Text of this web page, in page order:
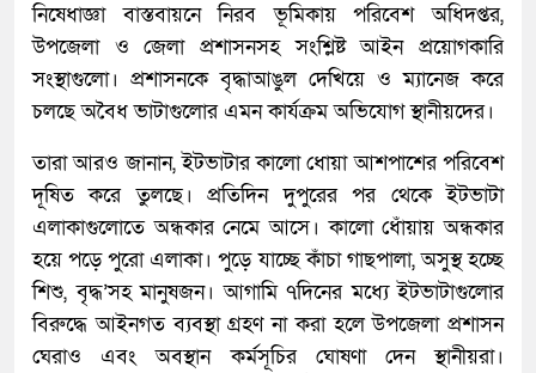
নিষেধাজ্ঞা বাস্তবায়নে নিরব ভূমিকায় পরিবেশ অধিদপ্তর,
উপজেলা ও জেলা প্রশাসনসহ সংশ্লিষ্ট আইন প্রয়োগকারি
সংস্থাগুলো। প্রশাসনকে বৃদ্ধাআঙুল দেখিয়ে ও ম্যানেজ করে
চলছে অবৈধ ভাটাগুলোর এমন কার্যক্রম অভিযোগ স্থানীয়দের।
তারা আরও জানান, ইটভাটার কালো ধোয়া আশপাশের পরিবেশ
দূষিত করে তুলছে। প্রতিদিন দুপুরের পর থেকে ইটভাটা
এলাকাগুলোতে অন্ধকার নেমে আসে। কালো ধোঁয়ায় অন্ধকার
হয়ে পড়ে পুরো এলাকা। পুড়ে যাচ্ছে কাঁচা গাছপালা, অসুস্থ হচ্ছে
শিশু, বৃদ্ধ’সহ মানুষজন। আগামি ৭দিনের মধ্যে ইটভাটাগুলোর
বিরুদ্ধে আইনগত ব্যবস্থা গ্রহণ না করা হলে উপজেলা প্রশাসন
ঘেরাও এবং অবস্থান কর্মসূচির ঘোষণা দেন স্থানীয়রা।